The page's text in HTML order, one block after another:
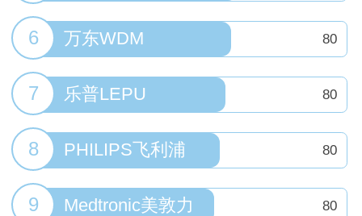
6 万东WDM 80
7 乐普LEPU 80
8 PHILIPS飞利浦 80
9 Medtronic美敦力 80